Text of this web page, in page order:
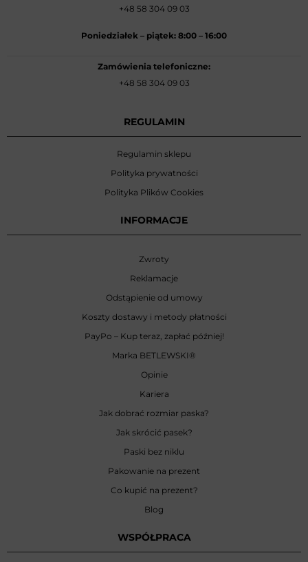
+48 58 304 09 03
Poniedziałek – piątek: 8:00 – 16:00
Zamówienia telefoniczne:
+48 58 304 09 03
REGULAMIN
Regulamin sklepu
Polityka prywatności
Polityka Plików Cookies
INFORMACJE
Zwroty
Reklamacje
Odstąpienie od umowy
Koszty dostawy i metody płatności
PayPo – Kup teraz, zapłać później!
Marka BETLEWSKI®
Opinie
Kariera
Jak dobrać rozmiar paska?
Jak skrócić pasek?
Paski bez niklu
Pakowanie na prezent
Co kupić na prezent?
Blog
WSPÓŁPRACA